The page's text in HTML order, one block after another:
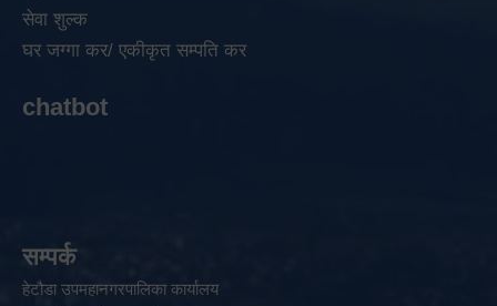
सेवा शुल्क
घर जग्गा कर/ एकीकृत सम्पति कर
chatbot
सम्पर्क
हेटौडा उपमहानगरपालिका कार्यालय